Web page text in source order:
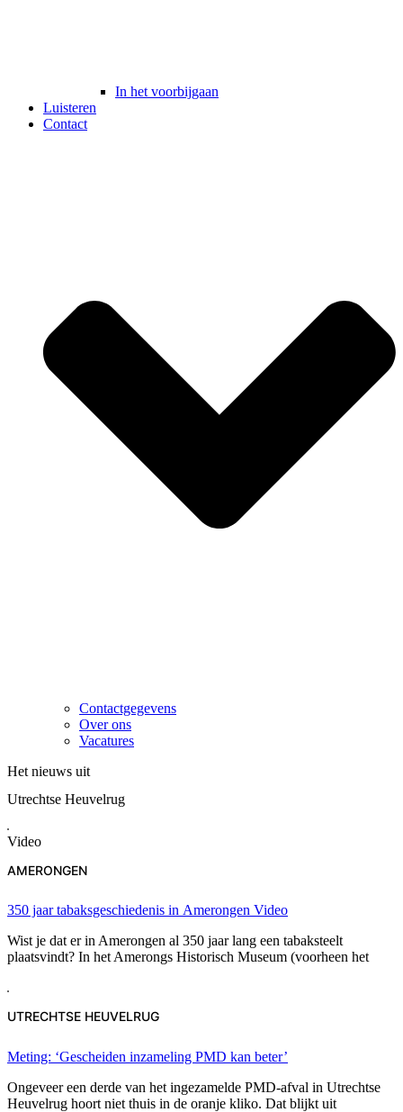
In het voorbijgaan
Luisteren
Contact
Contactgegevens
Over ons
Vacatures
Het nieuws uit
Utrechtse Heuvelrug
Video
AMERONGEN
350 jaar tabaksgeschiedenis in Amerongen Video
Wist je dat er in Amerongen al 350 jaar lang een tabaksteelt
plaatsvindt? In het Amerongs Historisch Museum (voorheen het
UTRECHTSE HEUVELRUG
Meting: ‘Gescheiden inzameling PMD kan beter’
Ongeveer een derde van het ingezamelde PMD-afval in Utrechtse
Heuvelrug hoort niet thuis in de oranje kliko. Dat blijkt uit